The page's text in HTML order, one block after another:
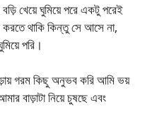
খেয়ে ঘুমিয়ে পরে একটু পরেই
থাকি কিন্তু সে আসে না,
পরি।
গরম কিছু অনুভব করি আমি ভয়
বাড়াটা নিয়ে চুষছে এবং